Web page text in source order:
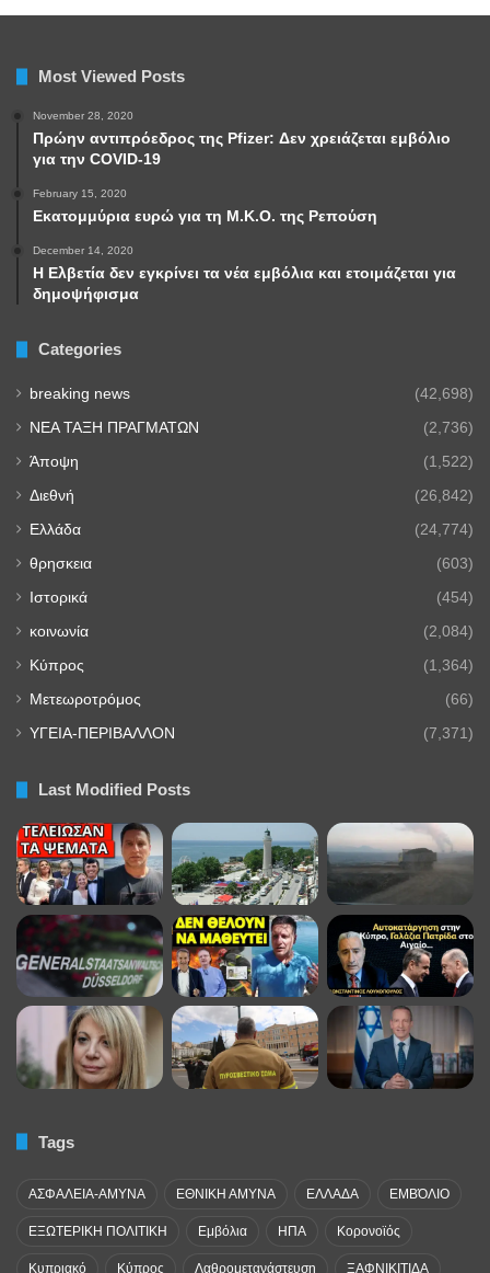
Most Viewed Posts
November 28, 2020
Πρώην αντιπρόεδρος της Pfizer: Δεν χρειάζεται εμβόλιο
για την COVID-19
February 15, 2020
Εκατομμύρια ευρώ για τη Μ.Κ.Ο. της Ρεπούση
December 14, 2020
Η Ελβετία δεν εγκρίνει τα νέα εμβόλια και ετοιμάζεται για
δημοψήφισμα
Categories
breaking news (42,698)
NEA TAΞΗ ΠΡΑΓΜΑΤΩΝ (2,736)
Άποψη (1,522)
Διεθνή (26,842)
Ελλάδα (24,774)
θρησκεια (603)
Ιστορικά (454)
κοινωνία (2,084)
Κύπρος (1,364)
Μετεωροτρόμος (66)
ΥΓΕΙΑ-ΠΕΡΙΒΑΛΛΟΝ (7,371)
Last Modified Posts
Tags
ΑΣΦΑΛΕΙΑ-ΑΜΥΝΑ ΕΘΝΙΚΗ ΑΜΥΝΑ ΕΛΛΑΔΑ ΕΜΒΌΛΙΟ
ΕΞΩΤΕΡΙΚΗ ΠΟΛΙΤΙΚΗ Εμβόλια ΗΠΑ Κορονοϊός
Κυπριακό Κύπρος Λαθρομετανάστευση ΞΑΦΝΙΚΙΤΙΔΑ